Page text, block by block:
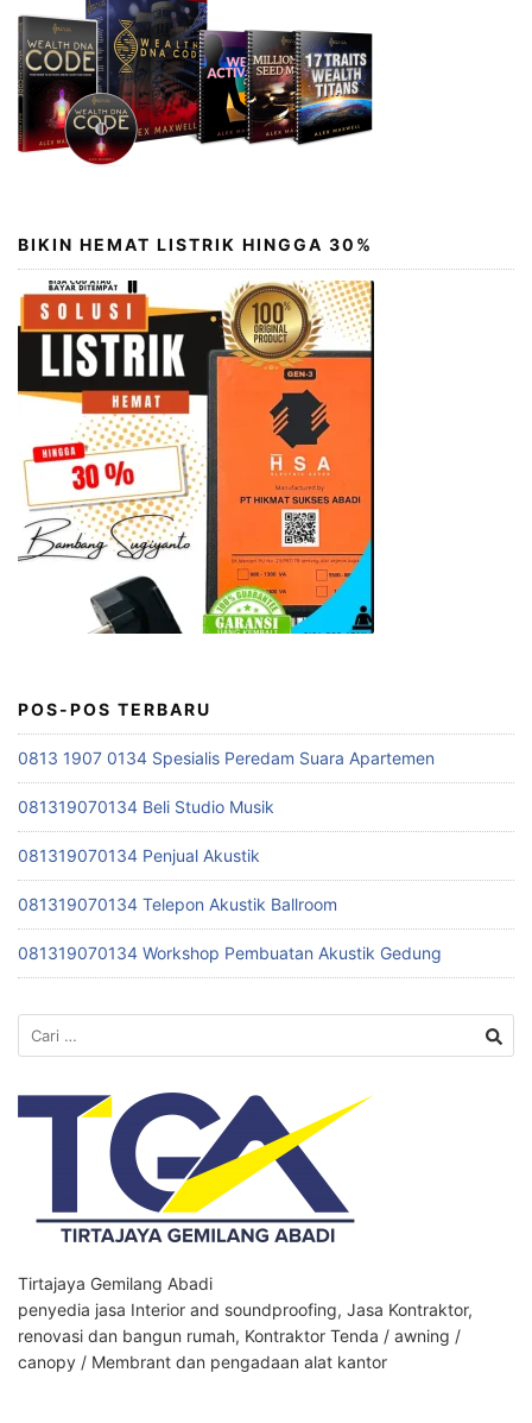
BIKIN HEMAT LISTRIK HINGGA 30%
POS-POS TERBARU
0813 1907 0134 Spesialis Peredam Suara Apartemen
081319070134 Beli Studio Musik
081319070134 Penjual Akustik
081319070134 Telepon Akustik Ballroom
081319070134 Workshop Pembuatan Akustik Gedung
Cari
untuk:
Tirtajaya Gemilang Abadi
penyedia jasa Interior and soundproofing, Jasa Kontraktor,
renovasi dan bangun rumah, Kontraktor Tenda / awning /
canopy / Membrant dan pengadaan alat kantor